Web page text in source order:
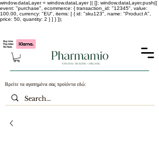
window.dataLayer = window.dataLayer || []; window.dataLayer.push({
event: "purchase", ecommerce: { transaction_id: "12345", value:
100.00, currency: "EU", items: [ { id: "sku123", name: "Product A",
price: 50, quantity: 2 } ] } });
Βρείτε τα αγαπημένα σας προϊόντα εδώ: